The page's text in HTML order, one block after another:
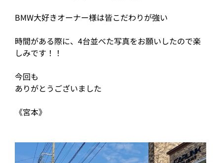
BMW大好きオーナー様は皆こだわりが強い
時間がある際に、4台並べた写真をお願いしたので楽
しみです！！
今回も
ありがとうございました
《宮本》